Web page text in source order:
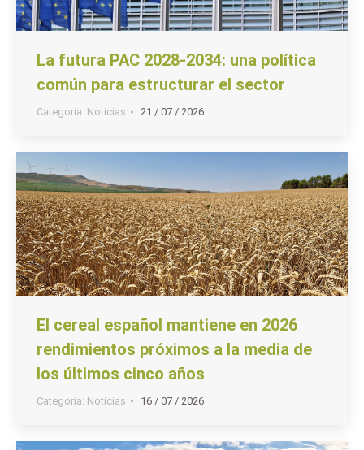
La futura PAC 2028-2034: una política
común para estructurar el sector
Categoria: Noticias 21 / 07 / 2026
El cereal español mantiene en 2026
rendimientos próximos a la media de
los últimos cinco años
Categoria: Noticias 16 / 07 / 2026